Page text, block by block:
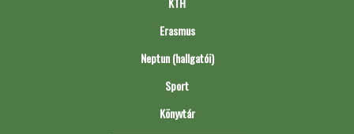
Erasmus
Neptun (hallgatói)
Sport
Könyvtár